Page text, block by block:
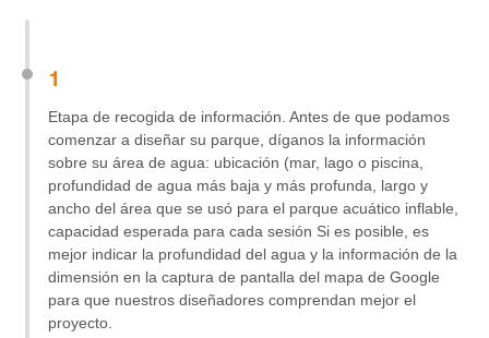
1
Etapa de recogida de información. Antes de que podamos
comenzar a diseñar su parque, díganos la información
sobre su área de agua: ubicación (mar, lago o piscina,
profundidad de agua más baja y más profunda, largo y
ancho del área que se usó para el parque acuático inflable,
capacidad esperada para cada sesión Si es posible, es
mejor indicar la profundidad del agua y la información de la
dimensión en la captura de pantalla del mapa de Google
para que nuestros diseñadores comprendan mejor el
proyecto.